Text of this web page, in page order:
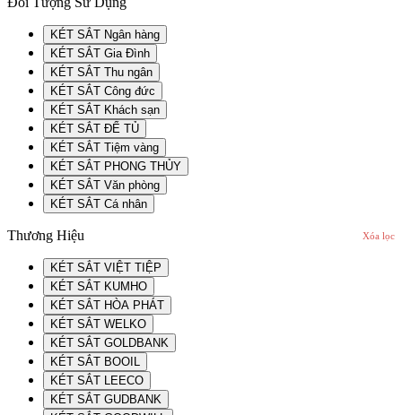
KÉT SẮT Ngân hàng
KÉT SẮT Gia Đình
KÉT SẮT Thu ngân
KÉT SẮT Công đức
KÉT SẮT Khách sạn
KÉT SẮT ĐỂ TỦ
KÉT SẮT Tiệm vàng
KÉT SẮT PHONG THỦY
KÉT SẮT Văn phòng
KÉT SẮT Cá nhân
Thương Hiệu Xóa lọc
KÉT SẮT VIỆT TIỆP
KÉT SẮT KUMHO
KÉT SẮT HÒA PHÁT
KÉT SẮT WELKO
KÉT SẮT GOLDBANK
KÉT SẮT BOOIL
KÉT SẮT LEECO
KÉT SẮT GUDBANK